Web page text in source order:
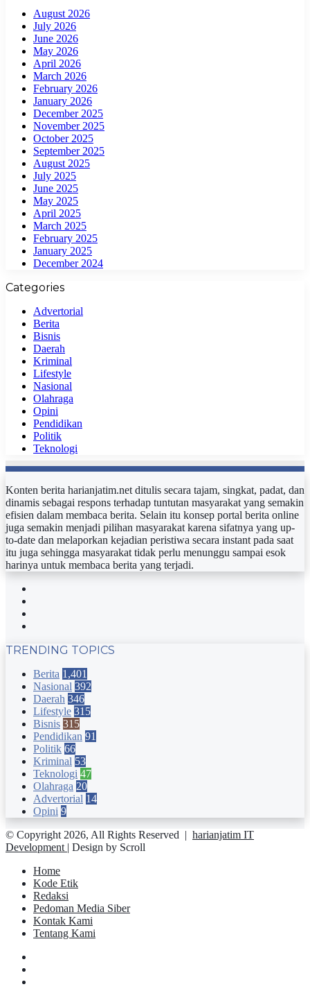
August 2026
July 2026
June 2026
May 2026
April 2026
March 2026
February 2026
January 2026
December 2025
November 2025
October 2025
September 2025
August 2025
July 2025
June 2025
May 2025
April 2025
March 2025
February 2025
January 2025
December 2024
Categories
Advertorial
Berita
Bisnis
Daerah
Kriminal
Lifestyle
Nasional
Olahraga
Opini
Pendidikan
Politik
Teknologi
Konten berita harianjatim.net ditulis secara tajam, singkat, padat, dan
dinamis sebagai respons terhadap tuntutan masyarakat yang semakin
efisien dalam membaca berita. Selain itu konsep portal berita online
juga semakin menjadi pilihan masyarakat karena sifatnya yang up-
to-date dan melaporkan kejadian peristiwa secara instant pada saat
itu juga sehingga masyarakat tidak perlu menunggu sampai esok
harinya untuk membaca berita yang terjadi.
TRENDING TOPICS
Berita 1,401
Nasional 392
Daerah 346
Lifestyle 315
Bisnis 315
Pendidikan 91
Politik 66
Kriminal 53
Teknologi 47
Olahraga 20
Advertorial 14
Opini 9
© Copyright 2026, All Rights Reserved | harianjatim IT
Development | Design by Scroll
Home
Kode Etik
Redaksi
Pedoman Media Siber
Kontak Kami
Tentang Kami